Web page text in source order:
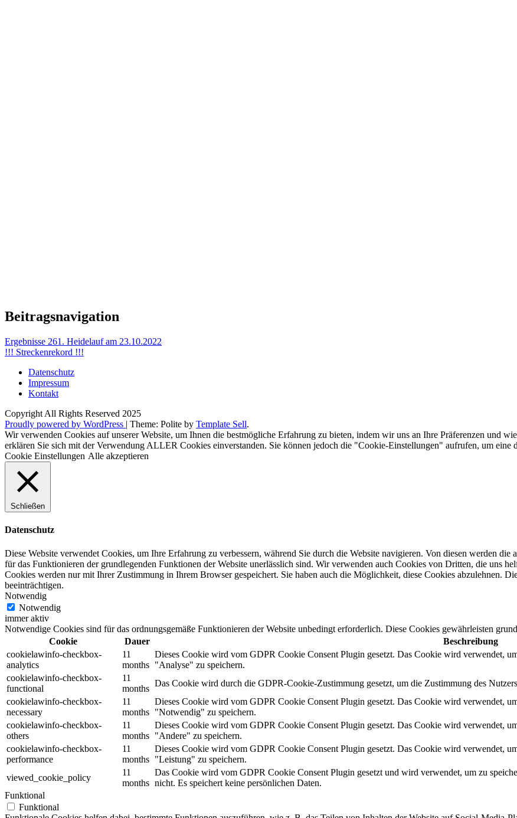
Beitragsnavigation
Ergebnisse 261. Heidelauf am 23.10.2022
!!! Streckenrekord !!!
Datenschutz
Impressum
Kontakt
Copyright All Rights Reserved 2025
Proudly powered by WordPress | Theme: Polite by Template Sell.
Wir verwenden Cookies auf unserer Website, um Ihnen die bestmögliche Erfahrung zu bieten, indem wir uns an Ihre Präferenzen und
erklären Sie sich mit der Verwendung ALLER Cookies einverstanden. Sie können jedoch die "Cookie-Einstellungen" aufrufen, um eine
Cookie Einstellungen Alle akzeptieren
Schließen
Datenschutz
Diese Website verwendet Cookies, um Ihre Erfahrung zu verbessern, während Sie durch die Website navigieren. Von diesen werden
für das Funktionieren der grundlegenden Funktionen der Website unerlässlich sind. Wir verwenden auch Cookies von Dritten, die uns
Cookies werden nur mit Ihrer Zustimmung in Ihrem Browser gespeichert. Sie haben auch die Möglichkeit, diese Cookies abzulehnen.
beeinträchtigen.
Notwendig
Notwendig
immer aktiv
Notwendige Cookies sind für das ordnungsgemäße Funktionieren der Website unbedingt erforderlich. Diese Cookies gewährleisten
Cookie
Dauer
Beschreibung
cookielawinfo-checkbox-
analytics
11
months
Dieses Cookie wird vom GDPR Cookie Consent Plugin gesetzt. Das Cookie wird verwendet,
"Analyse" zu speichern.
cookielawinfo-checkbox-
functional
11
months
Das Cookie wird durch die GDPR-Cookie-Zustimmung gesetzt, um die Zustimmung des
cookielawinfo-checkbox-
necessary
11
months
Dieses Cookie wird vom GDPR Cookie Consent Plugin gesetzt. Das Cookie wird verwendet,
"Notwendig" zu speichern.
cookielawinfo-checkbox-
others
11
months
Dieses Cookie wird vom GDPR Cookie Consent Plugin gesetzt. Das Cookie wird verwendet,
"Andere" zu speichern.
cookielawinfo-checkbox-
performance
11
months
Dieses Cookie wird vom GDPR Cookie Consent Plugin gesetzt. Das Cookie wird verwendet,
"Leistung" zu speichern.
viewed_cookie_policy
11
months
Das Cookie wird vom GDPR Cookie Consent Plugin gesetzt und wird verwendet, um zu
nicht. Es speichert keine persönlichen Daten.
Funktional
Funktional